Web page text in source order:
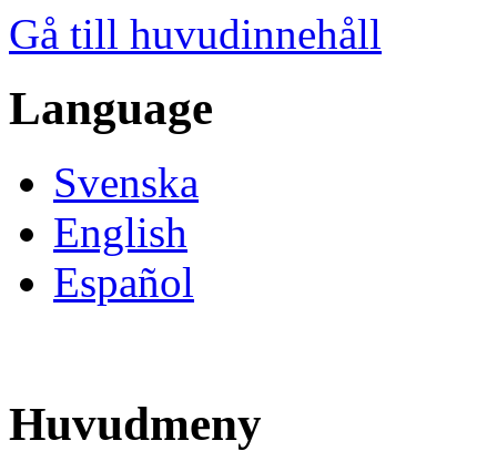
Gå till huvudinnehåll
Language
Svenska
English
Español
Huvudmeny